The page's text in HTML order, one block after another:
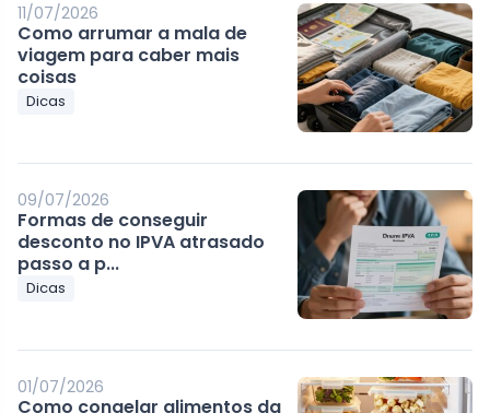
11/07/2026
Como arrumar a mala de
viagem para caber mais
coisas
Dicas
09/07/2026
Formas de conseguir
desconto no IPVA atrasado
passo a p...
Dicas
01/07/2026
Como congelar alimentos da